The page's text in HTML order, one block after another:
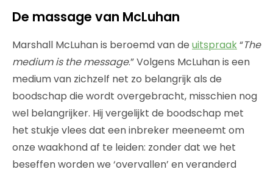
De massage van McLuhan
Marshall McLuhan is beroemd van de uitspraak“The
medium is the message.” Volgens McLuhan is een
medium van zichzelf net zo belangrijk als de
boodschap die wordt overgebracht, misschien nog
wel belangrijker. Hij vergelijkt de boodschap met
het stukje vlees dat een inbreker meeneemt om
onze waakhond af te leiden: zonder dat we het
beseffen worden we ‘overvallen’ en veranderd